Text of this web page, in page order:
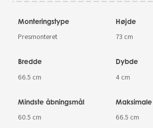
Monteringstype
Presmonteret
Højde
73 cm
Bredde
66.5 cm
Dybde
4 cm
Mindste åbningsmål
60.5 cm 66.5 cm